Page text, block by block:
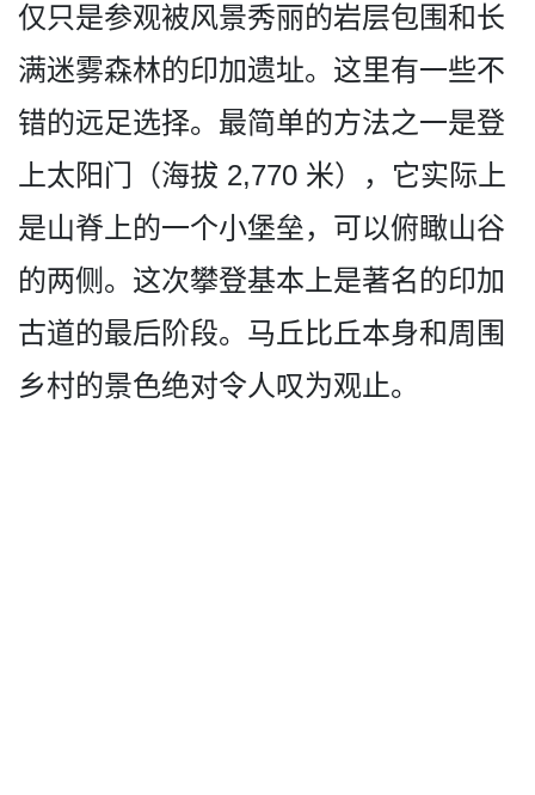
仅只是参观被风景­秀丽的岩层包围和长
满迷雾森林的印加遗址。这里有一­些不
错的远足选择。最简单的方法之一是登
上太阳门（­海拔 2,770 米），它实际上
是山脊上的一­个小堡垒，可以俯瞰山谷
的两侧。这次攀登基本上是著­名的印加
古道的最后阶段。马丘比丘本身和周围
乡村的­景色绝对令人叹为观止。